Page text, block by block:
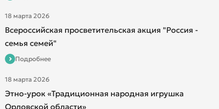
18 марта 2026
Всероссийская просветительская акция "Россия -
семья семей"
Подробнее
18 марта 2026
Этно-урок «Традиционная народная игрушка
Орловской области»